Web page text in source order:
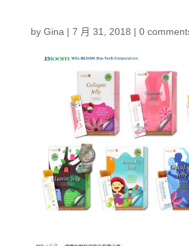
by Gina | 7 月 31, 2018 | 0